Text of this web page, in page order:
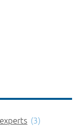
(3)